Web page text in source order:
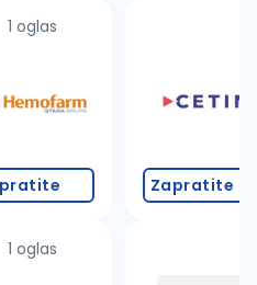
greške (koristite č, ć, š, đ,
filtere pretrage
1 oglas
1 oglas
Zapratite